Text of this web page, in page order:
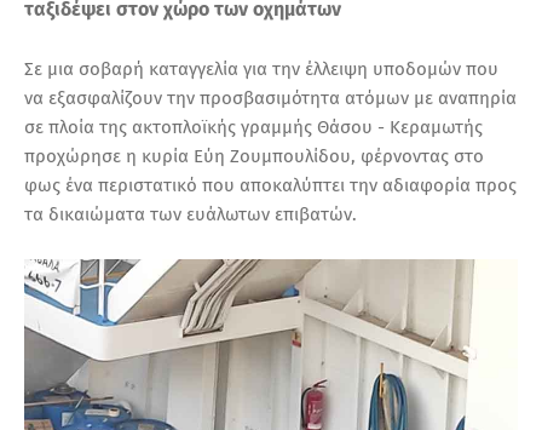
ταξιδέψει στον χώρο των οχημάτων
Σε μια σοβαρή καταγγελία για την έλλειψη υποδομών που
να εξασφαλίζουν την προσβασιμότητα ατόμων με αναπηρία
σε πλοία της ακτοπλοϊκής γραμμής Θάσου - Κεραμωτής
προχώρησε η κυρία Εύη Ζουμπουλίδου, φέρνοντας στο
φως ένα περιστατικό που αποκαλύπτει την αδιαφορία προς
τα δικαιώματα των ευάλωτων επιβατών.